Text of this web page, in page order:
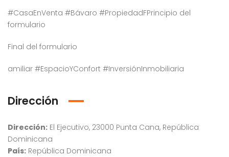
#CasaEnVenta #Bávaro #PropiedadFPrincipio del
formulario
Final del formulario
amiliar #EspacioYConfort #InversiónInmobiliaria
Dirección
Dirección: El Ejecutivo, 23000 Punta Cana, República
Dominicana
País: República Dominicana